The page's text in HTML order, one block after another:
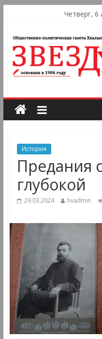
Четверг, 6
История
Предания
глубокой
29.03.2024 hvadmin